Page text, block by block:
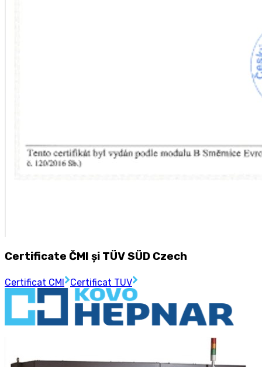
Certificate ČMI și TÜV SÜD Czech
Certificat CMI Certificat TUV